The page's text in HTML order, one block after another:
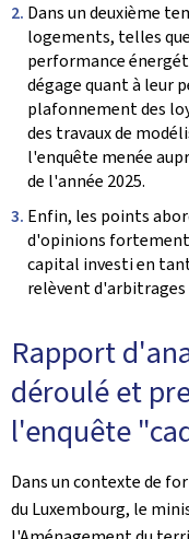
Dans un deuxième
logements, telles
performance
dégage quant à leur
plafonnement des
des travaux de
l'enquête menée
de l'année 2025.
Enfin, les points
d'opinions fortement
capital investi en
relèvent
Rapport
déroulé et
l'enquête
Dans un contexte de
du Luxembourg, le